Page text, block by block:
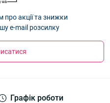
+сітка для хлопчиків 54р.
про акції та знижки
e-mail розсилку
Графік роботи